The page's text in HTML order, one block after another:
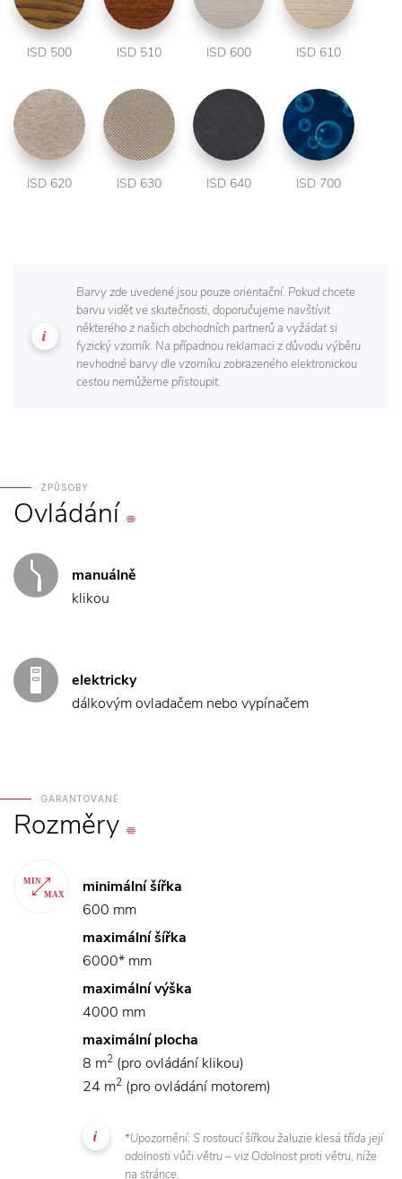
ISD 500 ISD 510 ISD 600 ISD 610
ISD 620 ISD 630 ISD 640 ISD 700
Barvy zde uvedené jsou pouze orientační. Pokud chcete
barvu vidět ve skutečnosti, doporučujeme navštívit
některého z našich obchodních partnerů a vyžádat si
fyzický vzorník. Na případnou reklamaci z důvodu výběru
nevhodné barvy dle vzorníku zobrazeného elektronickou
cestou nemůžeme přistoupit.
ZPŮSOBY
Ovládání
manuálně
klikou
elektricky
dálkovým ovladačem nebo vypínačem
GARANTOVANÉ
Rozměry
minimální šířka
600 mm
maximální šířka
6000* mm
maximální výška
4000 mm
maximální plocha
8 m2 (pro ovládání klikou)
24 m2 (pro ovládání motorem)
*Upozornění: S rostoucí šířkou žaluzie klesá třída její
odolnosti vůči větru – viz Odolnost proti větru, níže
na stránce.